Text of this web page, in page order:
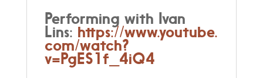
Performing with Ivan
Lins: https://www.youtube.
com/watch?
v=PgES1f_4iQ4